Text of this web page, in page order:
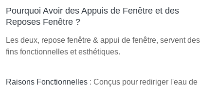
Pourquoi Avoir des Appuis de Fenêtre et des
Reposes Fenêtre ?
Les deux, repose fenêtre & appui de fenêtre, servent des
fins fonctionnelles et esthétiques.
Raisons Fonctionnelles : Conçus pour rediriger l'eau de